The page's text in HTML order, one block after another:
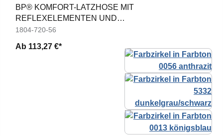
BP® KOMFORT-LATZHOSE MIT
REFLEXELEMENTEN UND
KNIEPOLSTERTASCHEN
1804-720-56
Ab 113,27 €*